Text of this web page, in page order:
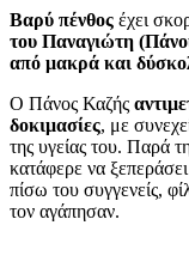
Βαρύ πένθος έχει
του Παναγιώτη
από μακρά και
Ο Πάνος Καζής
δοκιμασίες, με
της υγείας του. Παρά
κατάφερε να
πίσω του συγγενείς,
τον αγάπησαν.